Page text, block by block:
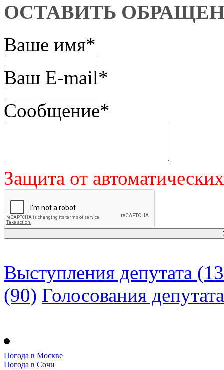
ОСТАВИТЬ
Ваше имя*
Ваш E-mail*
Сообщение*
Защита от
Выступления депутата
(90) Голосования депутата
Погода в Москве
Погода в Сочи